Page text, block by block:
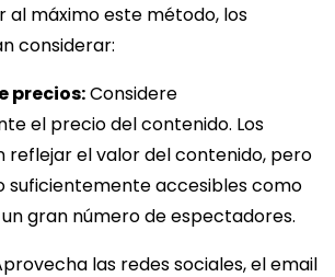
al máximo este método, los
considerar:
precios:Considere
el precio del contenido. Los
reflejar el valor del contenido, pero
suficientemente accesibles como
gran número de espectadores.
las redes sociales, el email